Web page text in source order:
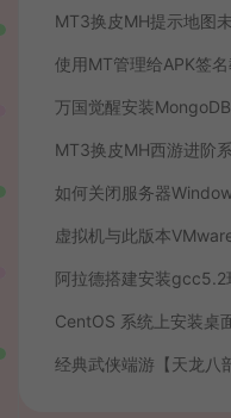
MT3换皮MH提示地图
CentOS 系统上安装桌